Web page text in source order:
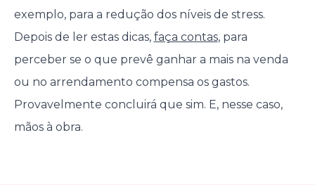
exemplo, para a redução dos níveis de stress.
Depois de ler estas dicas, faça contas, para
perceber se o que prevê ganhar a mais na venda
ou no arrendamento compensa os gastos.
Provavelmente concluirá que sim. E, nesse caso,
mãos à obra.